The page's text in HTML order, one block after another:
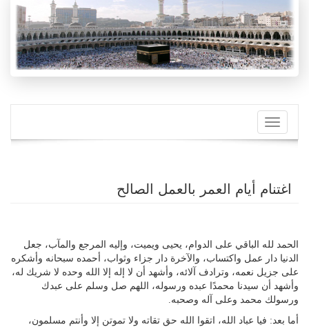
Toggle
navigation
اغتنام أيام العمر بالعمل الصالح
الحمد لله الباقي على الدوام، يحيى ويميت، وإليه المرجع والمآب، جعل
الدنيا دار عمل واكتساب، والآخرة دار جزاء وثواب، أحمده سبحانه وأشكره
على جزيل نعمه، وترادف آلائه، وأشهد أن لا إله إلا الله وحده لا شريك له،
وأشهد أن سيدنا محمدًا عبده ورسوله، اللهم صل وسلم على عبدك
ورسولك محمد وعلى آله وصحبه.
أما بعد: فيا عباد الله، اتقوا الله حق تقاته ولا تموتن إلا وأنتم مسلمون،